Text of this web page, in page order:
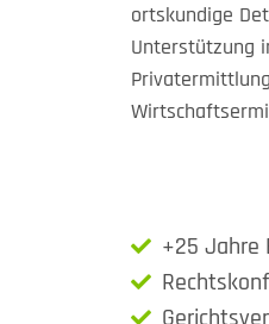
ortskundige
Unterstützung
+25 Jahre